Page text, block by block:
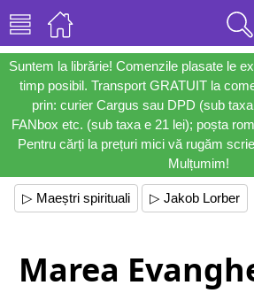
Suntem la librărie! Comenzile plasate le
timp posibil. Transport GRATUIT la
prin: curier Cargus sau DPD (sub
FANbox etc. (sub taxa e 21 lei); poșta
Pentru cărți la prețuri mici vă rugăm
Mulțumim!
▷ Maeștri spirituali ▷ Jakob Lorber
Marea